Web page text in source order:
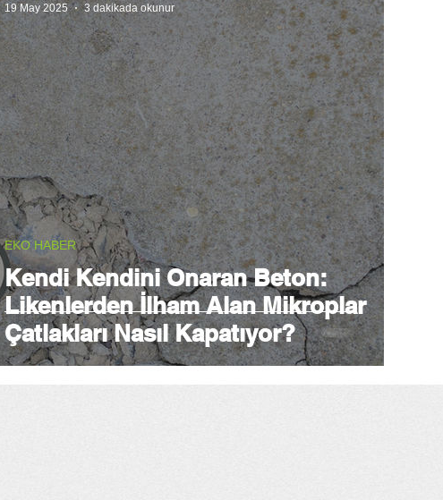
EKO SÖYLEŞİ EE YEŞİL ÇEMBER KULÜBÜ EE Gönüllülük Programı
Kendi Kendini Onaran Beton:
Likenlerden İlham Alan Mikroplar
Çatlakları Nasıl Kapatıyor?
EKO HABER
19 May 2025
3 dakikada okunur